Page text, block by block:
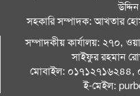
সহকারি সম্পাদক: আখতার
সম্পাদকীয় কার্যালয়: ২৭০,
সাইফুর রহমান
মোবাইল:
ই-মেইল: